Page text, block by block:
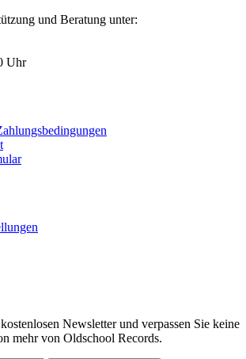
und Beratung unter:
Uhr
Newsletter und verpassen Sie keine
mehr von Oldschool Records.